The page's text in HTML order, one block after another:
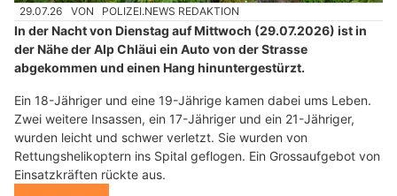
29.07.26 VON POLIZEI.NEWS REDAKTION
In der Nacht von Dienstag auf Mittwoch (29.07.2026) ist in
der Nähe der Alp Chläui ein Auto von der Strasse
abgekommen und einen Hang hinuntergestürzt.
Ein 18-Jähriger und eine 19-Jährige kamen dabei ums Leben.
Zwei weitere Insassen, ein 17-Jähriger und ein 21-Jähriger,
wurden leicht und schwer verletzt. Sie wurden von
Rettungshelikoptern ins Spital geflogen. Ein Grossaufgebot von
Einsatzkräften rückte aus.